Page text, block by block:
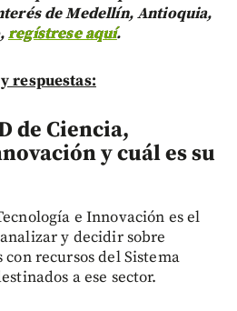
de Medellín, Antioquia,
regístrese aquí.
respuestas:
de Ciencia,
y cuál es su
e Innovación es el
y decidir sobre
recursos del Sistema
a ese sector.